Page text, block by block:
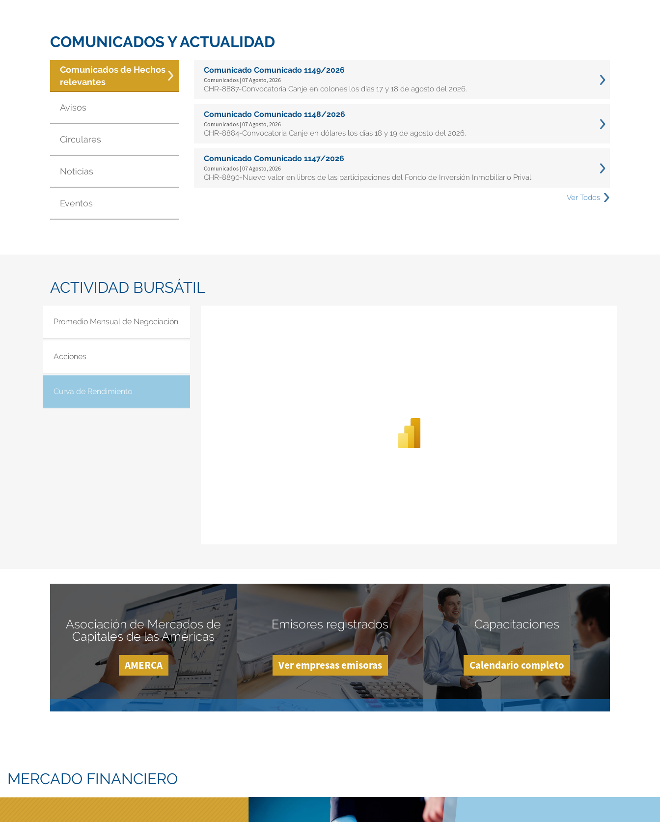
COMUNICADOS Y ACTUALIDAD
Comunicados de Hechos
relevantes
Avisos
Circulares
Noticias
Eventos
Comunicado Comunicado 1149/2026
Comunicados | 07 Agosto, 2026
CHR-8887-Convocatoria Canje en colones los días 17 y 18 de agosto del 2026.
Comunicado Comunicado 1148/2026
Comunicados | 07 Agosto, 2026
CHR-8884-Convocatoria Canje en dólares los días 18 y 19 de agosto del 2026.
Comunicado Comunicado 1147/2026
Comunicados | 07 Agosto, 2026
CHR-8890-Nuevo valor en libros de las participaciones del Fondo de Inversión Inmobiliario Prival
Ver Todos
ACTIVIDAD BURSÁTIL
Promedio Mensual de Negociación
Acciones
Curva de Rendimiento
Asociación de Mercados de
Capitales de las Américas
AMERCA
Emisores registrados
Ver empresas emisoras
Capacitaciones
Calendario completo
MERCADO FINANCIERO